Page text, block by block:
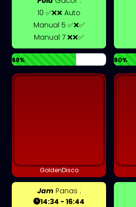
10 ✅❌❌ Auto
Manual 5 ✅❌✅
Manual 7 ❌❌✅
68% 80%
GoldenDisco
JamPanas :
14:34 - 16:44